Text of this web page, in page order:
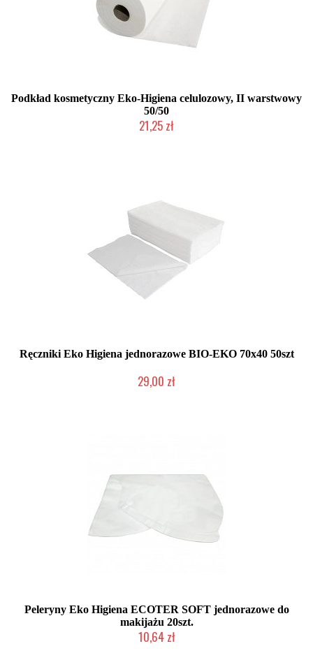
Podkład kosmetyczny Eko-Higiena celulozowy, II warstwowy
50/50
21,25 zł
Ręczniki Eko Higiena jednorazowe BIO-EKO 70x40 50szt
29,00 zł
Peleryny Eko Higiena ECOTER SOFT jednorazowe do
makijażu 20szt.
10,64 zł